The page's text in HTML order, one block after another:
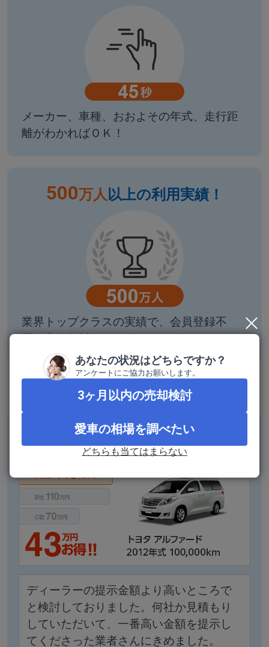
メーカー、車種、おおよその年式、走行距
離がわかればＯＫ！
500万人以上の利用実績！
業界トップクラスの実績で、会員登録不
要、完全無料のサービス！
ご利用者さまの声
40代女性/査定時期：2022年8月
ディーラーの提示金額より高いところで
と検討しておりました。何社か見積もり
していただいて、一番高い金額を提示し
てくださった業者さんにきめました。
あなたの状況はどちらですか？
アンケートにご協力お願いします。
3ヶ月以内の売却検討
愛車の相場を調べたい
どちらも当てはまらない